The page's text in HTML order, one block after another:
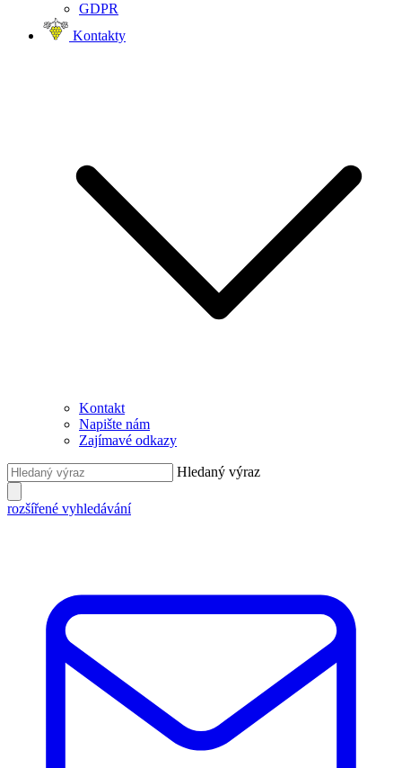
GDPR
Kontakty
Kontakt
Napište nám
Zajímavé odkazy
Hledaný výraz
rozšířené vyhledávání